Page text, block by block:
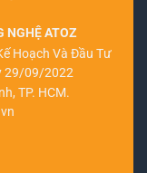
NGHỆ ATOZ
Hoạch Và Đầu Tư
29/09/2022
TP. HCM.